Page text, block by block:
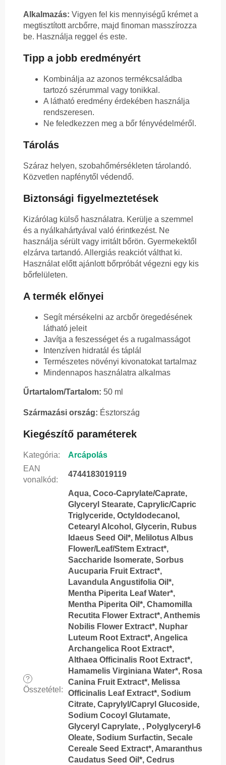
Alkalmazás: Vigyen fel kis mennyiségű krémet a
megtisztított arcbőrre, majd finoman masszírozza
be. Használja reggel és este.
Tipp a jobb eredményért
Kombinálja az azonos termékcsaládba
tartozó szérummal vagy tonikkal.
A látható eredmény érdekében használja
rendszeresen.
Ne feledkezzen meg a bőr fényvédelméről.
Tárolás
Száraz helyen, szobahőmérsékleten tárolandó.
Közvetlen napfénytől védendő.
Biztonsági figyelmeztetések
Kizárólag külső használatra. Kerülje a szemmel
és a nyálkahártyával való érintkezést. Ne
használja sérült vagy irritált bőrön. Gyermekektől
elzárva tartandó. Allergiás reakciót válthat ki.
Használat előtt ajánlott bőrpróbát végezni egy kis
bőrfelületen.
A termék előnyei
Segít mérsékelni az arcbőr öregedésének
látható jeleit
Javítja a feszességet és a rugalmasságot
Intenzíven hidratál és táplál
Természetes növényi kivonatokat tartalmaz
Mindennapos használatra alkalmas
Űrtartalom/Tartalom: 50 ml
Származási ország: Észtország
Kiegészítő paraméterek
Kategória:
Arcápolás
EAN
vonalkód:
4744183019119
?
Összetétel :
Aqua, Coco-Caprylate/Caprate,
Glyceryl Stearate, Caprylic/Capric
Triglyceride, Octyldodecanol,
Cetearyl Alcohol, Glycerin, Rubus
Idaeus Seed Oil*, Melilotus Albus
Flower/Leaf/Stem Extract*,
Saccharide Isomerate, Sorbus
Aucuparia Fruit Extract*,
Lavandula Angustifolia Oil*,
Mentha Piperita Leaf Water*,
Mentha Piperita Oil*, Chamomilla
Recutita Flower Extract*, Anthemis
Nobilis Flower Extract*, Nuphar
Luteum Root Extract*, Angelica
Archangelica Root Extract*,
Althaea Officinalis Root Extract*,
Hamamelis Virginiana Water*, Rosa
Canina Fruit Extract*, Melissa
Officinalis Leaf Extract*, Sodium
Citrate, Caprylyl/Capryl Glucoside,
Sodium Cocoyl Glutamate,
Glyceryl Caprylate, , Polyglyceryl-6
Oleate, Sodium Surfactin, Secale
Cereale Seed Extract*, Amaranthus
Caudatus Seed Oil*, Cedrus